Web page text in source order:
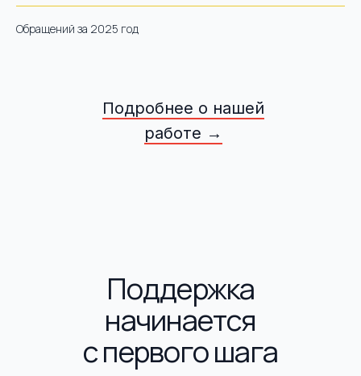
Обращений за 2025 год
Подробнее о нашей
работе →
Поддержка
начинается
с первого шага